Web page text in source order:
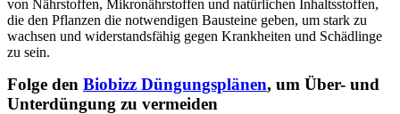
von Nährstoffen, Mikronährstoffen und natürlichen Inhaltsstoffen,
die den Pflanzen die notwendigen Bausteine geben, um stark zu
wachsen und widerstandsfähig gegen Krankheiten und Schädlinge
zu sein.
Folge den Biobizz Düngungsplänen, um Über- und
Unterdüngung zu vermeiden